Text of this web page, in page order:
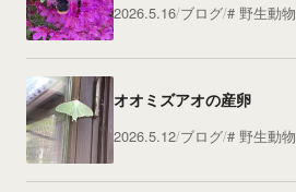
2026.5.16 ブログ 野生動物
オオミズアオの産卵
2026.5.12 ブログ 野生動物